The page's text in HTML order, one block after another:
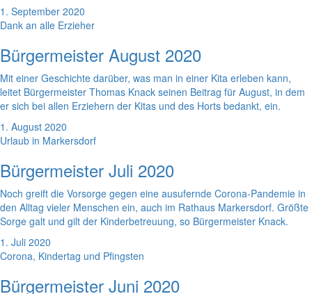
1. September 2020
Dank an alle Erzieher
Bürgermeister August 2020
Mit einer Geschichte darüber, was man in einer Kita erleben kann,
leitet Bürgermeister Thomas Knack seinen Beitrag für August, in dem
er sich bei allen Erziehern der Kitas und des Horts bedankt, ein.
1. August 2020
Urlaub in Markersdorf
Bürgermeister Juli 2020
Noch greift die Vorsorge gegen eine ausufernde Corona-Pandemie in
den Alltag vieler Menschen ein, auch im Rathaus Markersdorf. Größte
Sorge galt und gilt der Kinderbetreuung, so Bürgermeister Knack.
1. Juli 2020
Corona, Kindertag und Pfingsten
Bürgermeister Juni 2020